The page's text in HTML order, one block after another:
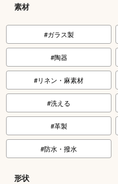
素材
ガラス製
陶器
リネン・麻素材
洗える
革製
防水・撥水
形状